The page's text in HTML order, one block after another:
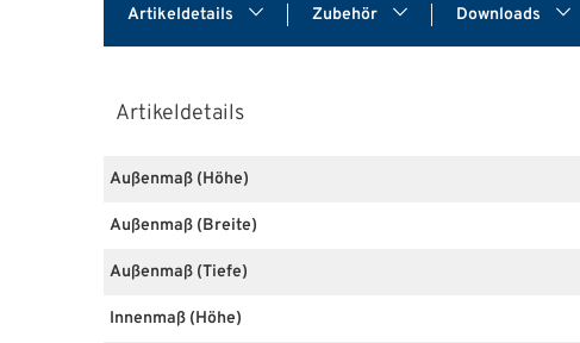
Artikeldetails Zubehör Downloads
Artikeldetails
Außenmaß (Höhe)
Außenmaß (Breite)
Außenmaß (Tiefe)
Innenmaß (Höhe)